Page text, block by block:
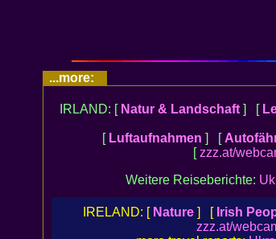
...more:
IRLAND: [ Natur & Landschaft ] [
[ Luftaufnahmen ] [
[ zzz.at/
Weitere Reiseberichte:
IRELAND: [ Nature ] [ Irish
zzz.at/